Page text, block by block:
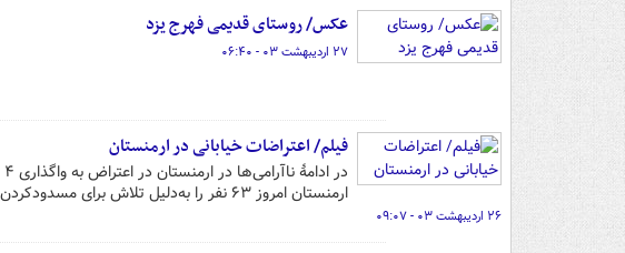
عکس/ روستای قدیمی فهرج یزد
۲۷ اردیبهشت ۰۳ - ۰۶:۴۰
فیلم/ اعتراضات خیابانی در ارمنستان
ارمنستان امروز ۶۳ نفر را به‌دلیل تلاش برای مسدودکردن جاده‌ها دستگیر کرده است.
۲۶ اردیبهشت ۰۳ - ۰۹:۰۷